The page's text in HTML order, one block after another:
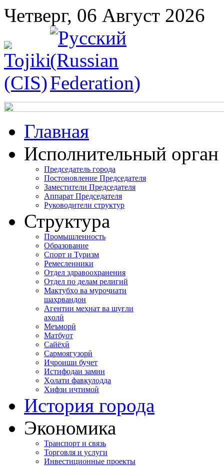
Четверг, 06 Август 2026
Главная
Исполнительный орган
Председатель города
Постоновление Председателя
Заместители Председателя
Аппарат Председателя
Руководители структур
Структура
Промышленность
Образование
Спорт и Туризм
Ремесленники
Отдел здравоохранения
Отдел по делам религий
Мактубҳо ва муроҷиати
шаҳрвандон
Агентии меҳнат ва шуғли
аҳолӣ
Меъморӣ
Матбуот
Сайёҳӣ
Сармоягузорӣ
Иҷроиши буҷет
Истифодаи замин
Ҳолати фавқулодда
Хифзи иҷтимоӣ
История города
Экономика
Транспорт и связь
Торговля и услуги
Инвестиционные проекты